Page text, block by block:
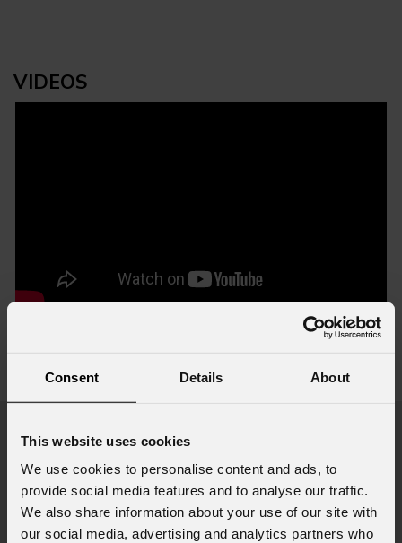
Consent Details About
This website uses cookies
We use cookies to personalise content and ads, to
provide social media features and to analyse our traffic.
We also share information about your use of our site with
our social media, advertising and analytics partners who
VIDEOS
visualizza tutti gli accessori